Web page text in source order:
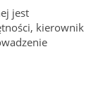
jest
kierownik